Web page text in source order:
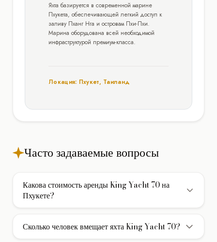
Яхта базируется в современной марине
Пхукета, обеспечивающей легкий доступ к
заливу Пханг Нга и островам Пхи-Пхи.
Марина оборудована всей необходимой
инфраструктурой премиум-класса.
Локация: Пхукет, Таиланд
Часто задаваемые вопросы
Какова стоимость аренды King Yacht 70 на
Пхукете?
Пхукете составляет 1.400€/день. В указанную цену
обычно включены услуги экипажа, страховка и стоянка в
Сколько человек вмещает яхта King Yacht 70?